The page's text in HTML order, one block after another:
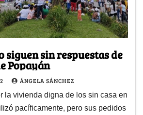
siguen sin respuestas de
Popayán
ÁNGELA SÁNCHEZ
la vivienda digna de los sin casa en
pacíficamente, pero sus pedidos